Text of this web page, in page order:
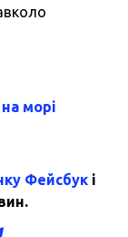
морі
Фейсбук і